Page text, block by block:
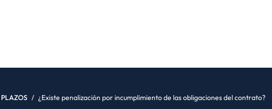
/ ¿Existe penalización por incumplimiento de las obligaciones del contrato?